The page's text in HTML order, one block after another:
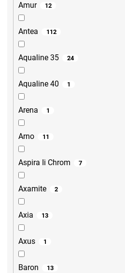
Amur 12
Antea 112
Aqualine 35 24
Aqualine 40 1
Arena 1
Arno 11
Aspira Ii Chrom 7
Axamite 2
Axia 13
Axus 1
Baron 13